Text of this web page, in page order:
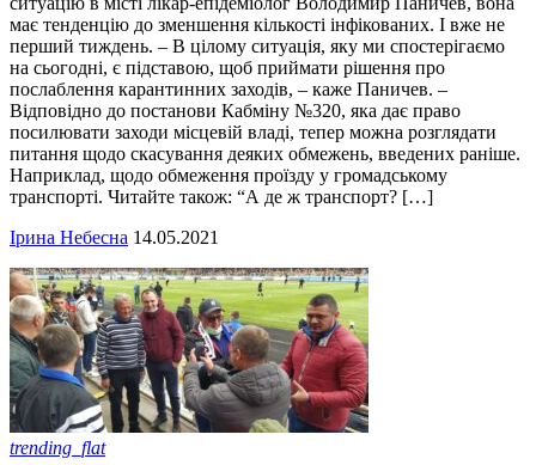
має тенденцію до зменшення кількості інфікованих. І вже не
перший тиждень. – В цілому ситуація, яку ми спостерігаємо
на сьогодні, є підставою, щоб приймати рішення про
послаблення карантинних заходів, – каже Паничев. –
Відповідно до постанови Кабміну №320, яка дає право
посилювати заходи місцевій владі, тепер можна розглядати
питання щодо скасування деяких обмежень, введених раніше.
Наприклад, щодо обмеження проїзду у громадському
транспорті. Читайте також: “А де ж транспорт? […]
Ірина Небесна 14.05.2021
trending_flat